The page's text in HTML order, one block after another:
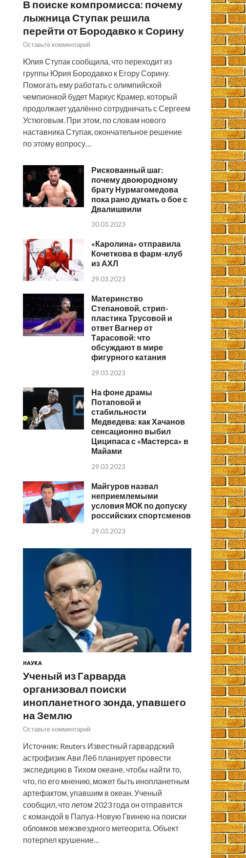
В поиске компромисса: почему
лыжница Ступак решила
перейти от Бородавко к Сорину
Оставьте комментарий
Юлия Ступак сообщила, что переходит из
группы Юрия Бородавко к Егору Сорину.
Помогать ему работать с олимпийской
чемпионкой будет Маркус Крамер, который
продолжает удалённо сотрудничать с Сергеем
Устюговым. При этом, по словам нового
наставника Ступак, окончательное решение
по этому вопросу…
Рискованный шаг:
почему двоюродному
брату Нурмагомедова
пока рано думать о бое с
Двалишвили
30.03.2023
«Каролина» отправила
Кочеткова в фарм-клуб
из АХЛ
29.03.2023
Материнство
Степановой, стрип-
пластика Трусовой и
ответ Вагнер от
Тарасовой: что
обсуждают в мире
фигурного катания
29.03.2023
На фоне драмы
Потаповой и
стабильности
Медведева: как Хачанов
сенсационно выбил
Циципаса с «Мастерса» в
Майами
29.03.2023
Майгуров назвал
неприемлемыми
условия МОК по допуску
российских спортсменов
29.03.2023
НАУКА
Ученый из Гарварда
организовал поиски
инопланетного зонда, упавшего
на Землю
Оставьте комментарий
Источник: Reuters Известный гарвардский
астрофизик Ави Лёб планирует провести
экспедицию в Тихом океане, чтобы найти то,
что, по его мнению, может быть инопланетным
артефактом, упавшим в океан. Ученый
сообщил, что летом 2023 года он отправится
с командой в Папуа-Новую Гвинею на поиски
обломков межзвездного метеорита. Объект
потерпел крушение…